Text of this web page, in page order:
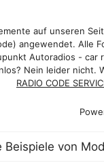
auf unseren
angewendet. Alle
Autoradios -
Nein leider nicht.
RADIO CODE